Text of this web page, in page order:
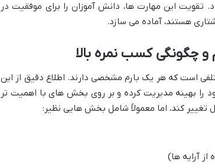
تقویت این مهارت ها، دانش آموزان را برای موفقیت در
هستند، آماده می سازد.
و چگونگی کسب نمره بالا
است که هر یک بارم مشخصی دارند. اطلاع دقیق از این
را بهینه مدیریت کرده و بر روی بخش های با اهمیت تر
تغییر کند، اما معمولاً شامل بخش هایی نظیر:
آرایه ها)